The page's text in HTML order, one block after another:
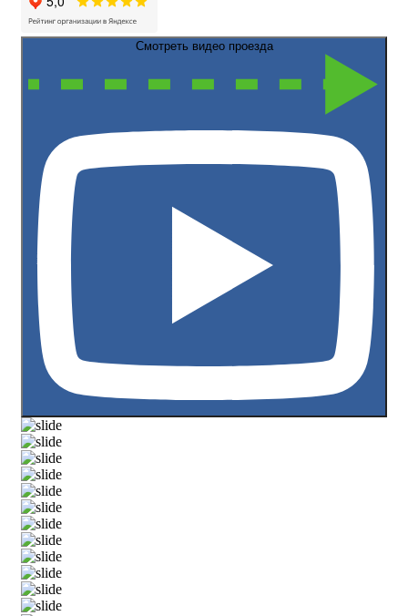
Смотреть видео проезда